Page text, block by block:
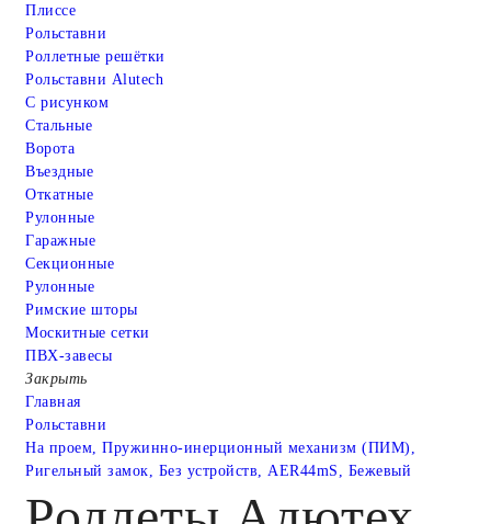
Плиссе
Рольставни
Роллетные решётки
Рольставни Alutech
С рисунком
Стальные
Ворота
Въездные
Откатные
Рулонные
Гаражные
Cекционные
Рулонные
Римские шторы
Москитные сетки
ПВХ-завесы
Закрыть
Главная
Рольставни
На проем, Пружинно-инерционный механизм (ПИМ),
Ригельный замок, Без устройств, AER44mS, Бежевый